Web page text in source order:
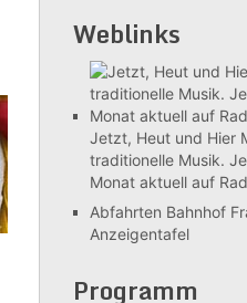
Weblinks
Jetzt, Heut und Hier
traditionelle Musik.
Monat aktuell auf
Abfahrten Bahnhof
Anzeigentafel
Programm